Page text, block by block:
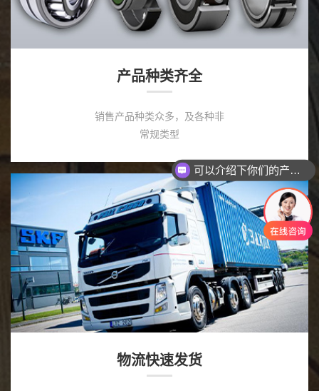
产品种类齐全
销售产品种类众多，及各种非
常规类型
物流快速发货
可以介绍下你们的产品么